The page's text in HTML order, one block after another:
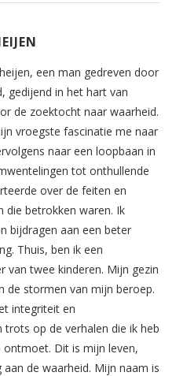
een man gedreven door
gedijend in het hart van
de zoektocht naar waarheid.
vroegste fascinatie me naar
naar een loopbaan in
tot onthullende
over de feiten en
die betrokken waren. Ik
bijdragen aan een beter
Thuis, ben ik een
van twee kinderen. Mijn gezin
de stormen van mijn beroep.
integriteit en
op de verhalen die ik heb
ontmoet. Dit is mijn leven,
de waarheid. Mijn naam is